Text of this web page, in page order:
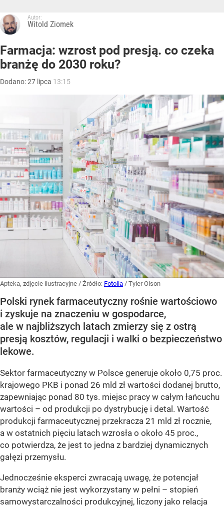
Autor:
Witold Ziomek
Farmacja: wzrost pod presją. co czeka
branżę do 2030 roku?
Dodano:27 lipca 13:15
Apteka, zdjęcie ilustracyjne / Źródło: Fotolia / Tyler Olson
Polski rynek farmaceutyczny rośnie wartościowo
i zyskuje na znaczeniu w gospodarce,
ale w najbliższych latach zmierzy się z ostrą
presją kosztów, regulacji i walki o bezpieczeństwo
lekowe.
Sektor farmaceutyczny w Polsce generuje około 0,75 proc.
krajowego PKB i ponad 26 mld zł wartości dodanej brutto,
zapewniając ponad 80 tys. miejsc pracy w całym łańcuchu
wartości – od produkcji po dystrybucję i detal. Wartość
produkcji farmaceutycznej przekracza 21 mld zł rocznie,
a w ostatnich pięciu latach wzrosła o około 45 proc.,
co potwierdza, że jest to jedna z bardziej dynamicznych
gałęzi przemysłu.
Jednocześnie eksperci zwracają uwagę, że potencjał
branży wciąż nie jest wykorzystany w pełni – stopień
samowystarczalności produkcyjnej, liczony jako relacja